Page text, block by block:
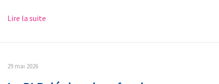
Lire la suite
29 mai 2026